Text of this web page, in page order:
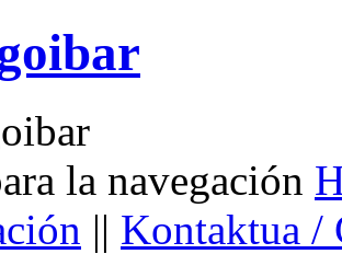
la navegación
|| Kontaktua /